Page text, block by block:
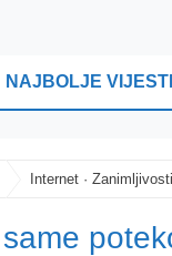
NAJBOLJE VIJESTI
Internet · Zanimljivosti